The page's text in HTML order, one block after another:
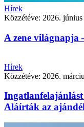
Hírek
Közzétéve: 2026.
A zene világnapja
Hírek
Közzétéve: 2026.
Aláírták az